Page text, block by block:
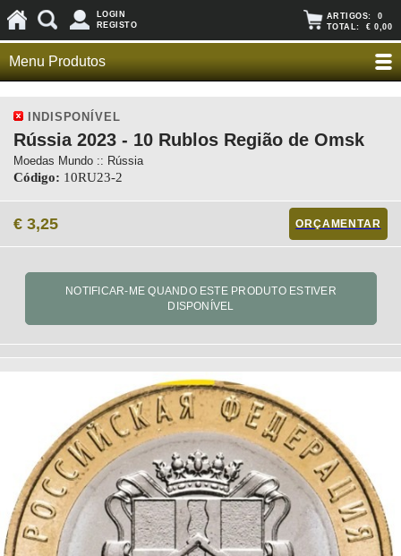
LOGIN
REGISTO
ARTIGOS: 0
TOTAL: € 0,00
Menu Produtos
INDISPONÍVEL
Rússia 2023 - 10 Rublos Região de Omsk
Moedas Mundo :: Rússia
Código: 10RU23-2
€ 3,25 ORÇAMENTAR